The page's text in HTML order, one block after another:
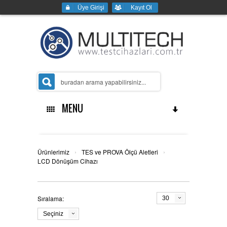
Üye Girişi Kayıt Ol
MENU
Ana Sayfa
Kurumsal
Ürünlerimiz › TES ve PROVA Ölçü Aletleri
›
LCD Dönüşüm Cihazı
Sıralama:
Seçiniz
30